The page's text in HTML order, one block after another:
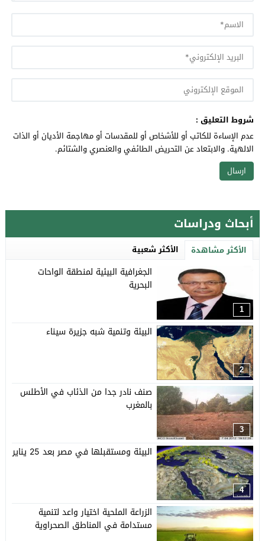
شروط التعليق :
عدم الإساءة للكاتب أو للأشخاص أو للمقدسات أو مهاجمة الأديان أو الذات
الالهية. والابتعاد عن التحريض الطائفي والعنصري والشتائم.
أبحاث ودراسات
الأكثر مشاهدة الأكثر شعبية
1
الجغرافية البيئية لمنطقة الواحات
البحرية
2
البيئة وتنمية شبه جزيرة سيناء
3
صنف نادر جدا من الذئاب في الأطلس
بالمغرب
4
البيئة ومستقبلها في مصر بعد 25 يناير
الزراعة الملحية اختيار واعد لتنمية
مستدامة في المناطق الصحراوية